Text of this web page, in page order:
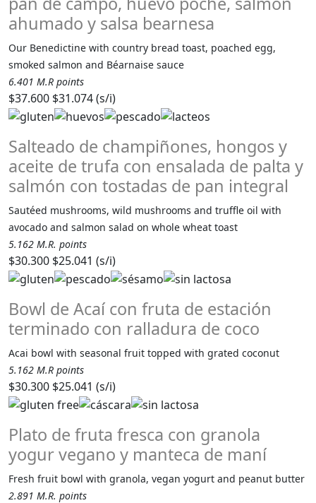
ahumado y salsa bearnesa
Our Benedictine with country bread toast, poached egg,
smoked salmon and Béarnaise sauce
6.401 M.R points
$37.600 $31.074 (s/i)
Salteado de champiñones, hongos y
aceite de trufa con ensalada de palta y
salmón con tostadas de pan integral
Sautéed mushrooms, wild mushrooms and truffle oil with
avocado and salmon salad on whole wheat toast
5.162 M.R. points
$30.300 $25.041 (s/i)
Bowl de Acaí con fruta de estación
terminado con ralladura de coco
Acai bowl with seasonal fruit topped with grated coconut
5.162 M.R points
$30.300 $25.041 (s/i)
Plato de fruta fresca con granola
yogur vegano y manteca de maní
Fresh fruit bowl with granola, vegan yogurt and peanut butter
2.891 M.R. points